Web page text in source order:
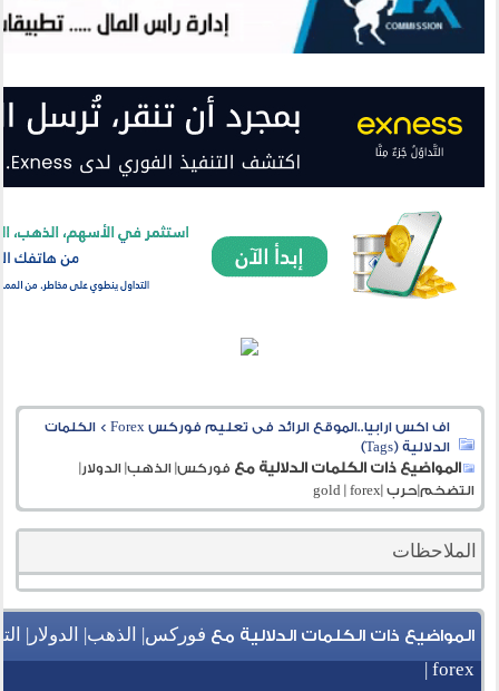
اف اكس ارابيا..الموقع الرائد فى تعليم فوركس Forex >الكلمات
الدلالية (Tags)
المواضيع ذات الكلمات الدلالية مع فوركس| الذهب| الدولار|
التضخم|حرب |gold | forex
الملاحظات
المواضيع ذات الكلمات الدلالية مع
| forex